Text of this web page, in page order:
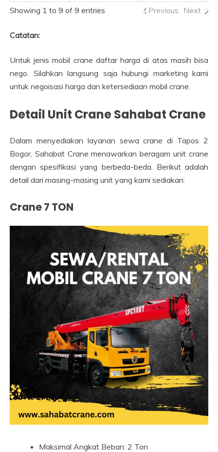
Showing 1 to 9 of 9 entries Previous Next
Catatan:
Untuk jenis mobil crane daftar harga di atas masih bisa
nego. Silahkan langsung saja hubungi marketing kami
untuk negoisasi harga dan ketersediaan mobil crane.
Detail Unit Crane Sahabat Crane
Dalam menyediakan layanan sewa crane di Tapos 2
Bogor, Sahabat Crane menawarkan beragam unit crane
dengan spesifikasi yang berbeda-beda. Berikut adalah
detail dari masing-masing unit yang kami sediakan:
Crane 7 TON
Maksimal Angkat Beban: 2 Ton